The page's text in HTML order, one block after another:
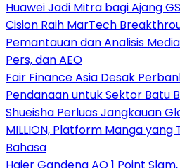
Huawei Jadi Mitra bagi Ajang
Cision Raih MarTech
Pemantauan dan Analisis
Pers, dan AEO
Fair Finance Asia Desak
Pendanaan untuk Sektor Batu
Shueisha Perluas Jangkauan
MILLION, Platform Manga yang
Bahasa
Haier Gandeng AO 1 Point